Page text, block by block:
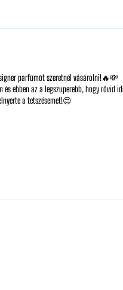
parfümöt szeretnél vásárolni!🔥💸
és ebben az a legszuperebb, hogy rövid
a tetszésemet!😍